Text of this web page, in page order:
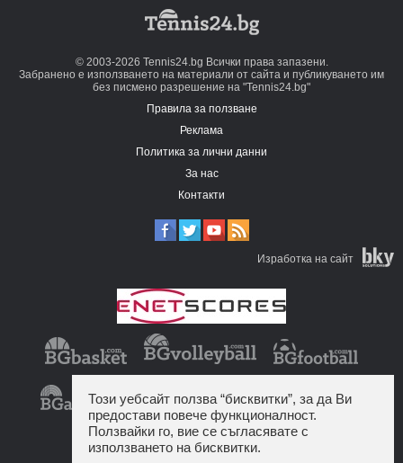
© 2003-2026 Tennis24.bg Всички права запазени.
Забранено е използването на материали от сайта и публикуването им
без писмено разрешение на "Tennis24.bg"
Правила за ползване
Реклама
Политика за лични данни
За нас
Контакти
Изработка на сайт
Този уебсайт ползва “бисквитки”, за да Ви
предостави повече функционалност.
Ползвайки го, вие се съгласявате с
използването на бисквитки.